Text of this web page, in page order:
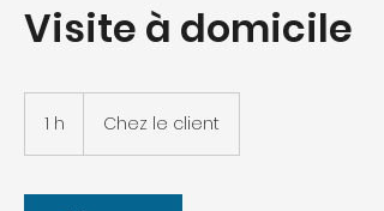
Visite à domicile
1 h Chez le client